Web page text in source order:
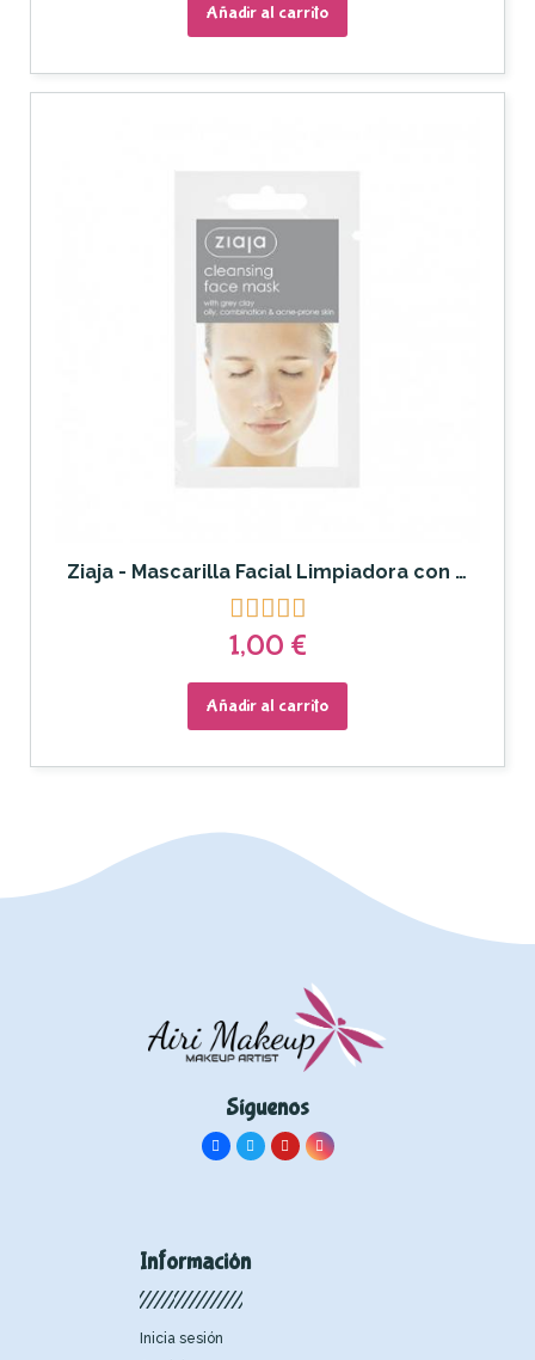
Añadir al carrito
Ziaja - Mascarilla Facial Limpiadora con Arcilla Gris

1,00 €
Añadir al carrito
Síguenos
Información
Inicia sesión